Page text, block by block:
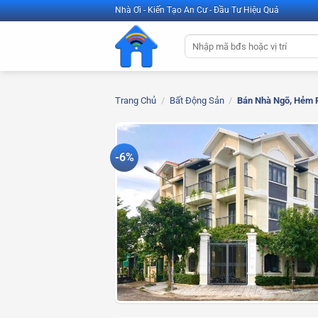
Bỏ
qua
Nhà Ơi - Kiến Tạo An Cư - Đầu Tư Hiệu Quả
Tìm
kiếm:
Trang Chủ / Bất Động Sản / Bán Nhà Ngõ, Hẻm
-6%